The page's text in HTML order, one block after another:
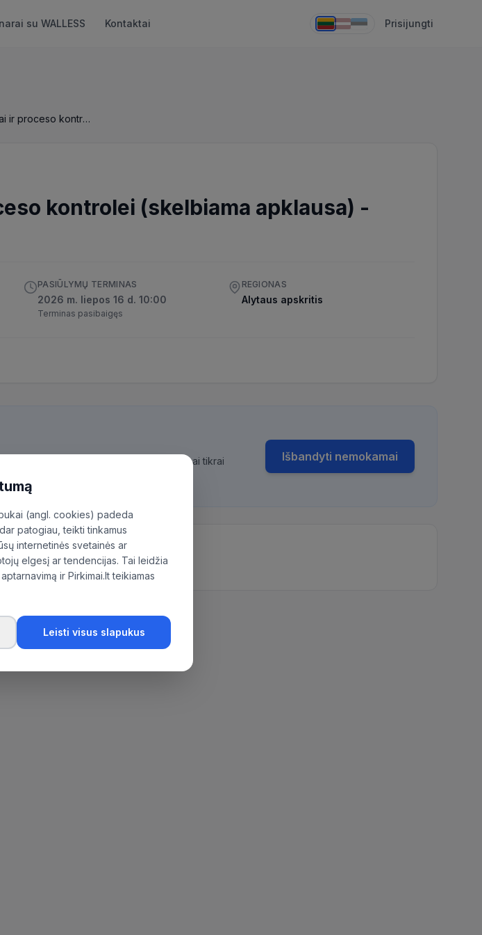
su WALLESS Kontaktai Prisijungti
Priemones, skirtas sterilizacijai ir proceso kontrolei (skelbiama apklausa)
kontrolei (skelbiama apklausa) -
PASIŪLYMŲ TERMINAS
2026 m. liepos 16 d. 10:00
Terminas pasibaigęs
REGIONAS
Alytaus apskritis
BVPŽ kodų, kad aktualūs skelbimai tikrai
Išbandyti nemokamai
(angl. cookies) padeda
patogiau, teikti tinkamus
internetinės svetainės ar
elgesį ar tendencijas. Tai leidžia
ir Pirkimai.lt teikiamas
Leisti visus slapukus